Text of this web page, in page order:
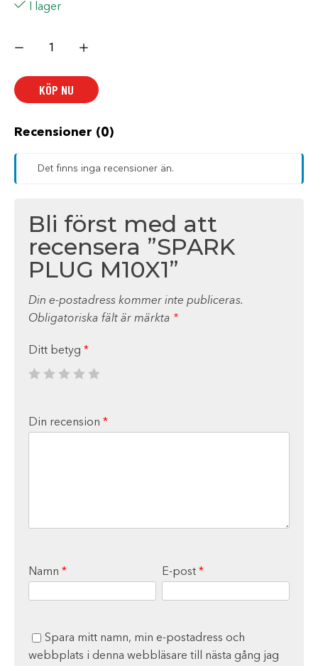
I lager
PLUG
KÖP NU
Recensioner (0)
Det finns inga recensioner än.
Bli först med att
recensera ”SPARK
PLUG M10X1”
Din e-postadress kommer inte publiceras.
Obligatoriska fält är märkta *
Ditt betyg *
Din recension *
Namn * E-post *
Spara mitt namn, min e-postadress och
webbplats i denna webbläsare till nästa gång jag